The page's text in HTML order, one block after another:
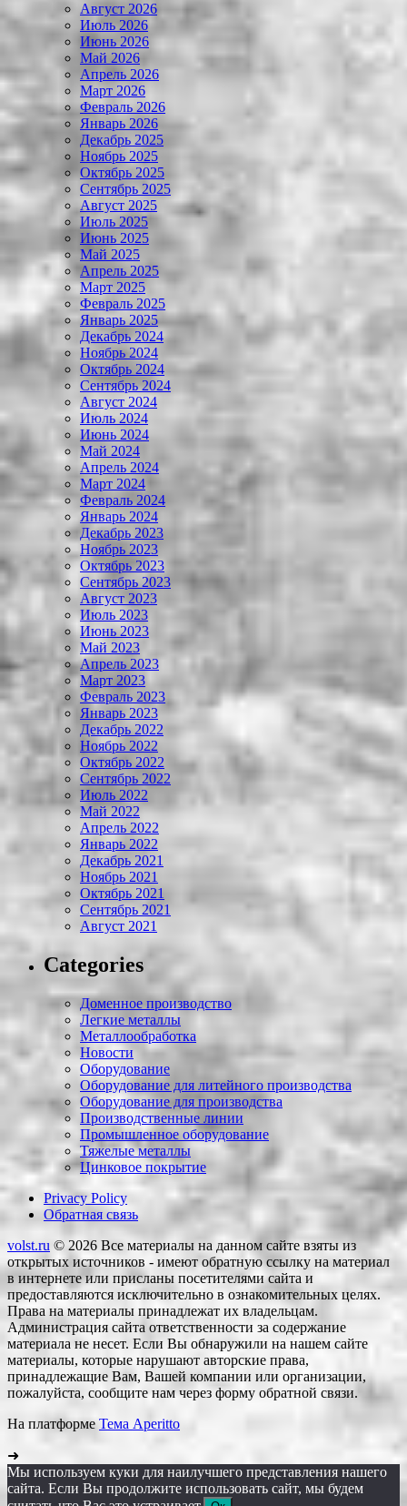
Август 2026
Июль 2026
Июнь 2026
Май 2026
Апрель 2026
Март 2026
Февраль 2026
Январь 2026
Декабрь 2025
Ноябрь 2025
Октябрь 2025
Сентябрь 2025
Август 2025
Июль 2025
Июнь 2025
Май 2025
Апрель 2025
Март 2025
Февраль 2025
Январь 2025
Декабрь 2024
Ноябрь 2024
Октябрь 2024
Сентябрь 2024
Август 2024
Июль 2024
Июнь 2024
Май 2024
Апрель 2024
Март 2024
Февраль 2024
Январь 2024
Декабрь 2023
Ноябрь 2023
Октябрь 2023
Сентябрь 2023
Август 2023
Июль 2023
Июнь 2023
Май 2023
Апрель 2023
Март 2023
Февраль 2023
Январь 2023
Декабрь 2022
Ноябрь 2022
Октябрь 2022
Сентябрь 2022
Июль 2022
Май 2022
Апрель 2022
Январь 2022
Декабрь 2021
Ноябрь 2021
Октябрь 2021
Сентябрь 2021
Август 2021
Categories
Доменное производство
Легкие металлы
Металлообработка
Новости
Оборудование
Оборудование для литейного производства
Оборудование для производства
Производственные линии
Промышленное оборудование
Тяжелые металлы
Цинковое покрытие
Privacy Policy
Обратная связь
volst.ru © 2026 Все материалы на данном сайте взяты из
открытых источников - имеют обратную ссылку на материал
в интернете или присланы посетителями сайта и
предоставляются исключительно в ознакомительных целях.
Права на материалы принадлежат их владельцам.
Администрация сайта ответственности за содержание
материала не несет. Если Вы обнаружили на нашем сайте
материалы, которые нарушают авторские права,
принадлежащие Вам, Вашей компании или организации,
пожалуйста, сообщите нам через форму обратной связи.
На платформе Тема Aperitto
➜
Мы используем куки для наилучшего представления нашего
сайта. Если Вы продолжите использовать сайт, мы будем